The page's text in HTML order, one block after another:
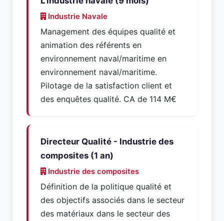
Industrie Navale
Management des équipes qualité et
animation des référents en
environnement naval/maritime en
environnement naval/maritime.
Pilotage de la satisfaction client et
des enquêtes qualité. CA de 114 M€
Directeur Qualité - Industrie des
composites (1 an)
Industrie des composites
Définition de la politique qualité et
des objectifs associés dans le secteur
des matériaux dans le secteur des